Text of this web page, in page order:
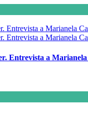
Entrevista a Marianela